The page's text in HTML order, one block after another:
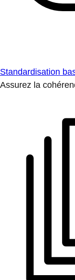
Standardisation
Assurez la